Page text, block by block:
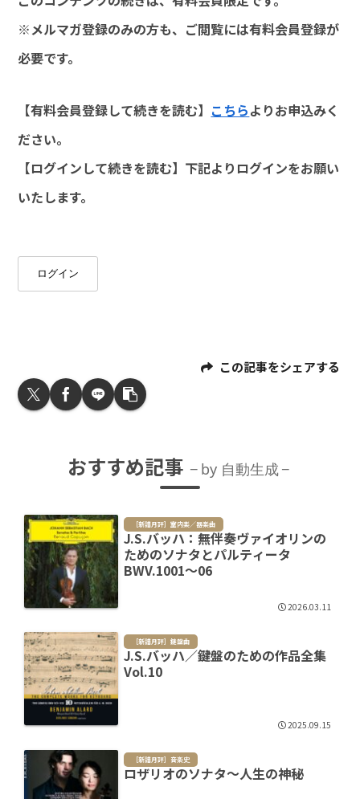
※メルマガ登録のみの方も、ご閲覧には有料会員登録が
必要です。
【有料会員登録して続きを読む】 こちらよりお申込みく
ださい。
【ログインして続きを読む】下記よりログインをお願い
いたします。
ログイン
この記事をシェアする
おすすめ記事 by 自動生成
［新譜月評］室内楽／器楽曲
J.S.バッハ：無伴奏ヴァイオリンの
ためのソナタとパルティータ
BWV.1001～06
2026.03.11
［新譜月評］鍵盤曲
J.S.バッハ／鍵盤のための作品全集
Vol.10
2025.09.15
［新譜月評］音楽史
ロザリオのソナタ～人生の神秘